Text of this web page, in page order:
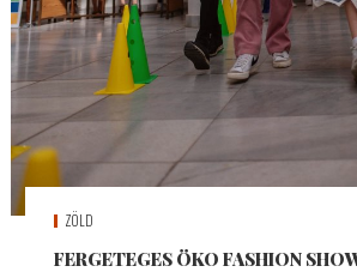
ZÖLD
FERGETEGES ÖKO FASHION